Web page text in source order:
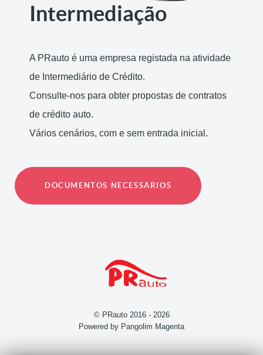
Intermediação
A PRauto é uma empresa registada na atividade
de Intermediário de Crédito.
Consulte-nos para obter propostas de contratos
de crédito auto.
Vários cenários, com e sem entrada inicial.
DOCUMENTOS NECESSÁRIOS
© PRauto 2016 - 2026
Powered by Pangolim Magenta